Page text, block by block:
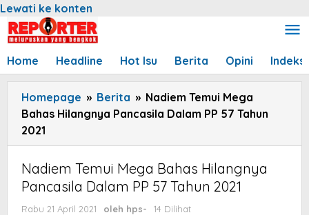
Lewati ke konten
Home Headline Hot Isu Berita Opini Indeks
Homepage » Berita » Nadiem Temui Mega
Bahas Hilangnya Pancasila Dalam PP 57 Tahun
2021
Nadiem Temui Mega Bahas Hilangnya
Pancasila Dalam PP 57 Tahun 2021
Rabu 21 April 2021 oleh hps-
14 Dilihat